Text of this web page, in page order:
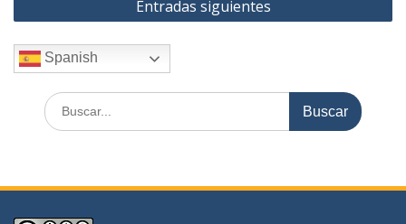
Entradas siguientes
Spanish
Buscar
por: